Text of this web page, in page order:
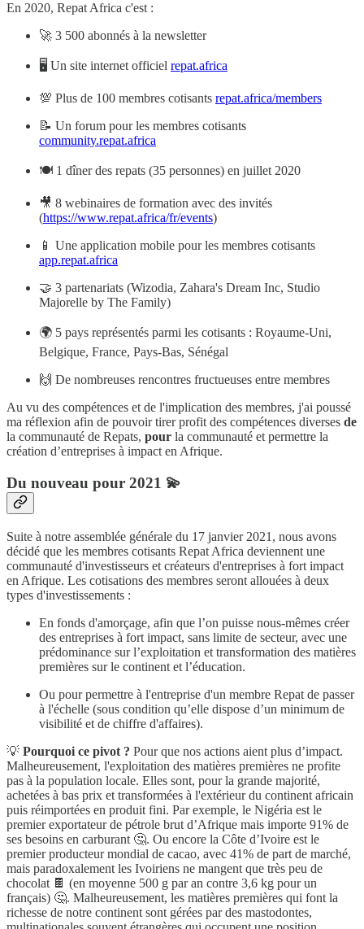
En 2020, Repat Africa c'est :
🚀 3 500 abonnés à la newsletter
🖥 Un site internet officiel repat.africa
💯 Plus de 100 membres cotisants repat.africa/members
📝 Un forum pour les membres cotisants
community.repat.africa
🍽 1 dîner des repats (35 personnes) en juillet 2020
🎥 8 webinaires de formation avec des invités
(https://www.repat.africa/fr/events)
📱 Une application mobile pour les membres cotisants
app.repat.africa
🤝 3 partenariats (Wizodia, Zahara's Dream Inc, Studio
Majorelle by The Family)
🌍 5 pays représentés parmi les cotisants : Royaume-Uni,
Belgique, France, Pays-Bas, Sénégal
🙌 De nombreuses rencontres fructueuses entre membres
Au vu des compétences et de l'implication des membres, j'ai poussé
ma réflexion afin de pouvoir tirer profit des compétences diverses de
la communauté de Repats, pour la communauté et permettre la
création d’entreprises à impact en Afrique.
Du nouveau pour 2021 💫
Suite à notre assemblée générale du 17 janvier 2021, nous avons
décidé que les membres cotisants Repat Africa deviennent une
communauté d'investisseurs et créateurs d'entreprises à fort impact
en Afrique. Les cotisations des membres seront allouées à deux
types d'investissements :
En fonds d'amorçage, afin que l’on puisse nous-mêmes créer
des entreprises à fort impact, sans limite de secteur, avec une
prédominance sur l’exploitation et transformation des matières
premières sur le continent et l’éducation.
Ou pour permettre à l'entreprise d'un membre Repat de passer
à l'échelle (sous condition qu’elle dispose d’un minimum de
visibilité et de chiffre d'affaires).
💡 Pourquoi ce pivot ? Pour que nos actions aient plus d’impact.
Malheureusement, l'exploitation des matières premières ne profite
pas à la population locale. Elles sont, pour la grande majorité,
achetées à bas prix et transformées à l'extérieur du continent africain
puis réimportées en produit fini. Par exemple, le Nigéria est le
premier exportateur de pétrole brut d’Afrique mais importe 91% de
ses besoins en carburant 🤔. Ou encore la Côte d’Ivoire est le
premier producteur mondial de cacao, avec 41% de part de marché,
mais paradoxalement les Ivoiriens ne mangent que très peu de
chocolat 🍫 (en moyenne 500 g par an contre 3,6 kg pour un
français) 🤔. Malheureusement, les matières premières qui font la
richesse de notre continent sont gérées par des mastodontes,